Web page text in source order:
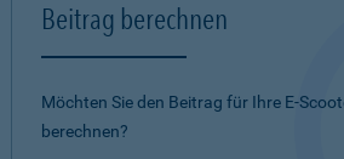
Beitrag berechnen
Möchten Sie den Beitrag für Ihre E-
berechnen?